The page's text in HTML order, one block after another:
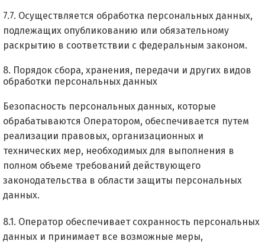
7.7. Осуществляется обработка персональных данных,
подлежащих опубликованию или обязательному
раскрытию в соответствии с федеральным законом.
8. Порядок сбора, хранения, передачи и других видов
обработки персональных данных
Безопасность персональных данных, которые
обрабатываются Оператором, обеспечивается путем
реализации правовых, организационных и
технических мер, необходимых для выполнения в
полном объеме требований действующего
законодательства в области защиты персональных
данных.
8.1. Оператор обеспечивает сохранность персональных
данных и принимает все возможные меры,